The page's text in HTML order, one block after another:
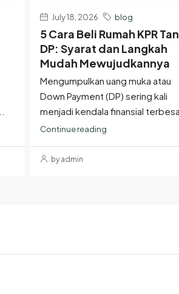
July 18, 2026 blog
5 Cara Beli Rumah KPR
DP: Syarat dan Langkah
Mudah Mewujudkannya
Mengumpulkan uang muka atau
Down Payment (DP) sering kali
menjadi kendala finansial
Continue reading
by admin